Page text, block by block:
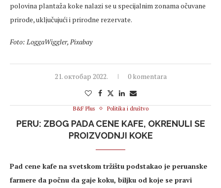
polovina plantaža koke nalazi se u specijalnim zonama očuvane
prirode, uključujući i prirodne rezervate.
Foto: LoggaWiggler, Pixabay
21. октобар 2022. 0 komentara
B&F Plus Politika i društvo
PERU: ZBOG PADA CENE KAFE, OKRENULI SE
PROIZVODNJI KOKE
Pad cene kafe na svetskom tržištu podstakao je peruanske
farmere da počnu da gaje koku, biljku od koje se pravi